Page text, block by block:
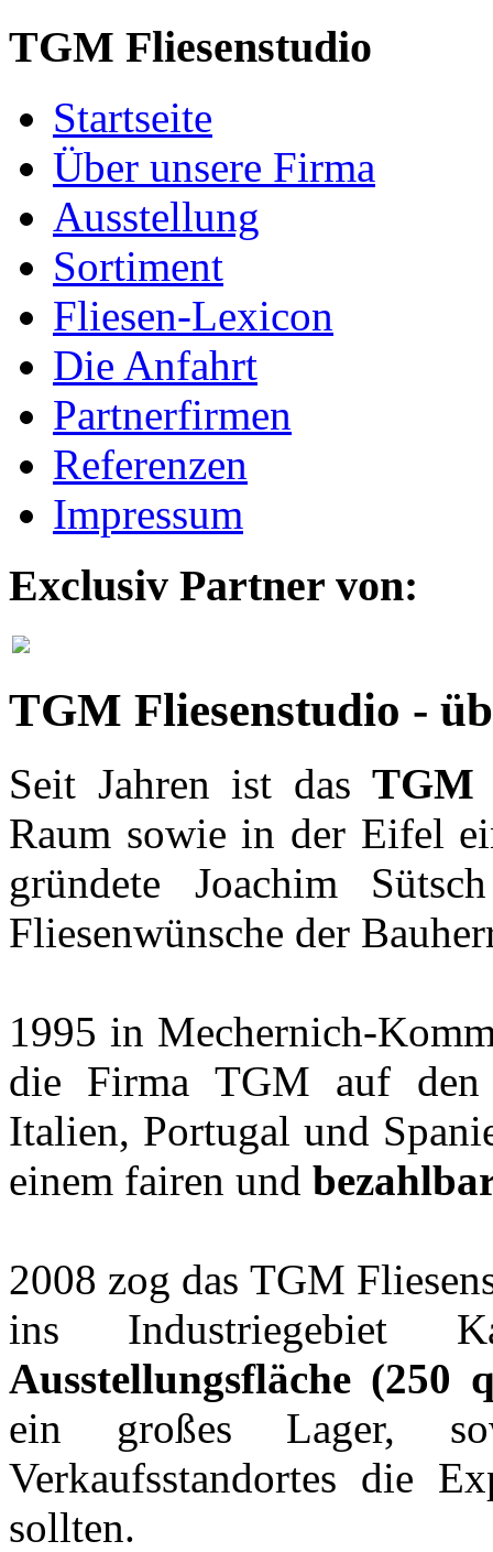
TGM Fliesenstudio
Startseite
Über unsere Firma
Ausstellung
Sortiment
Fliesen-Lexicon
Die Anfahrt
Partnerfirmen
Referenzen
Impressum
Exclusiv Partner von:
TGM Fliesenstudio -
Seit Jahren ist dasTGM
Raum sowie in der Eifel
gründete Joachim
Fliesenwünsche der
1995 in Mechernich-
die Firma TGM auf den
Italien, Portugal und
einem fairen und
2008 zog das TGM
ins Industriegebiet
Ausstellungsfläche (250
ein großes Lager,
Verkaufsstandortes die
sollten.